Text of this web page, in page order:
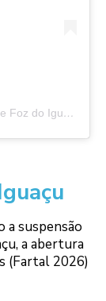
Uma publicação partilhada por Prefeitura de Foz do Iguaçu (@prefeituradefoz)
a suspensão
a abertura
(Fartal 2026)